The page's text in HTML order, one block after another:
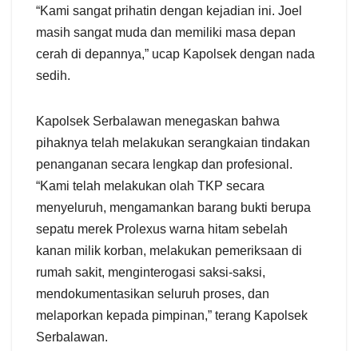
“Kami sangat prihatin dengan kejadian ini. Joel
masih sangat muda dan memiliki masa depan
cerah di depannya,” ucap Kapolsek dengan nada
sedih.
Kapolsek Serbalawan menegaskan bahwa
pihaknya telah melakukan serangkaian tindakan
penanganan secara lengkap dan profesional.
“Kami telah melakukan olah TKP secara
menyeluruh, mengamankan barang bukti berupa
sepatu merek Prolexus warna hitam sebelah
kanan milik korban, melakukan pemeriksaan di
rumah sakit, menginterogasi saksi-saksi,
mendokumentasikan seluruh proses, dan
melaporkan kepada pimpinan,” terang Kapolsek
Serbalawan.